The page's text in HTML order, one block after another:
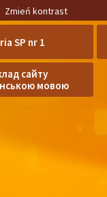
Zmień kontrast
SP nr 1
сайту
мовою